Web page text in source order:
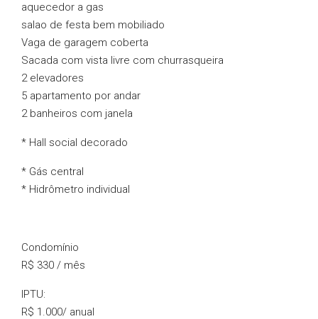
aquecedor a gas
salao de festa bem mobiliado
Vaga de garagem coberta
Sacada com vista livre com churrasqueira
2 elevadores
5 apartamento por andar
2 banheiros com janela
* Hall social decorado
* Gás central
* Hidrômetro individual
Condomínio
R$ 330 / mês
IPTU:
R$ 1.000/ anual